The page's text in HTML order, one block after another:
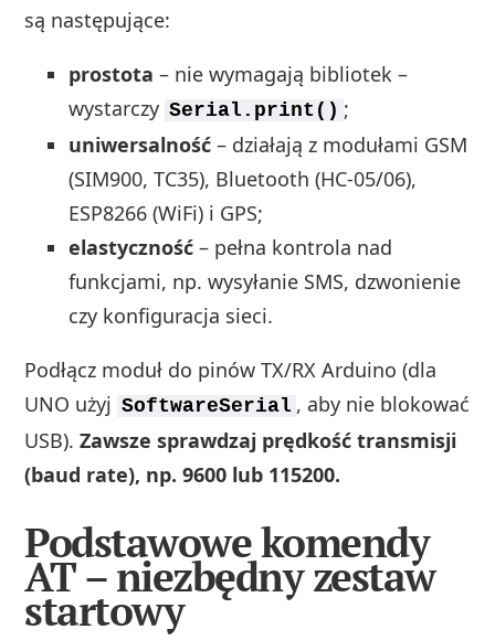
są następujące:
prostota – nie wymagają bibliotek –
wystarczy Serial.print() ;
uniwersalność – działają z modułami GSM
(SIM900, TC35), Bluetooth (HC-05/06),
ESP8266 (WiFi) i GPS;
elastyczność – pełna kontrola nad
funkcjami, np. wysyłanie SMS, dzwonienie
czy konfiguracja sieci.
Podłącz moduł do pinów TX/RX Arduino (dla
UNO użyj SoftwareSerial , aby nie blokować
USB).Zawsze sprawdzaj prędkość transmisji
(baud rate), np. 9600 lub 115200.
Podstawowe komendy
AT – niezbędny zestaw
startowy